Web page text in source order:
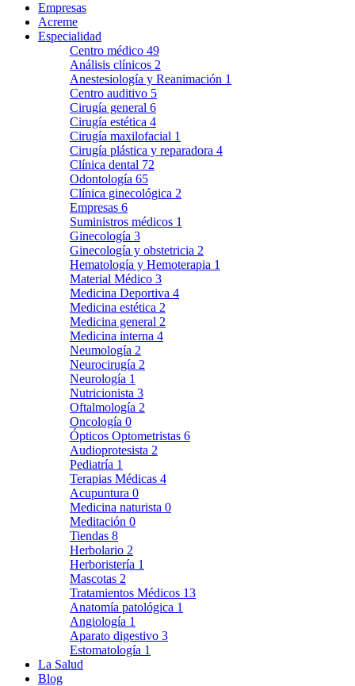
Empresas
Acreme
Especialidad
Centro médico 49
Análisis clínicos 2
Anestesiología y Reanimación 1
Centro auditivo 5
Cirugía general 6
Cirugía estética 4
Cirugía maxilofacial 1
Cirugía plástica y reparadora 4
Clínica dental 72
Odontología 65
Clínica ginecológica 2
Empresas 6
Suministros médicos 1
Ginecología 3
Ginecología y obstetricia 2
Hematología y Hemoterapia 1
Material Médico 3
Medicina Deportiva 4
Medicina estética 2
Medicina general 2
Medicina interna 4
Neumología 2
Neurocirugía 2
Neurología 1
Nutricionista 3
Oftalmología 2
Oncología 0
Ópticos Optometristas 6
Audioprotesista 2
Pediatría 1
Terapias Médicas 4
Acupuntura 0
Medicina naturista 0
Meditación 0
Tiendas 8
Herbolario 2
Herboristería 1
Mascotas 2
Tratamientos Médicos 13
Anatomía patológica 1
Angiología 1
Aparato digestivo 3
Estomatología 1
La Salud
Blog